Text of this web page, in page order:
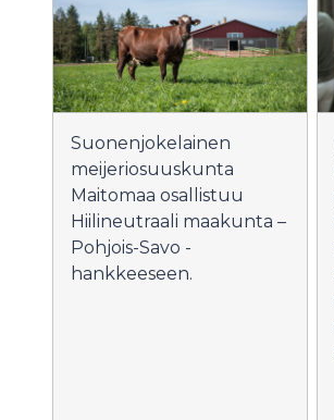
Suonenjokelainen
meijeriosuuskunta
Maitomaa osallistuu
Hiilineutraali maakunta –
Pohjois-Savo -
hankkeeseen.